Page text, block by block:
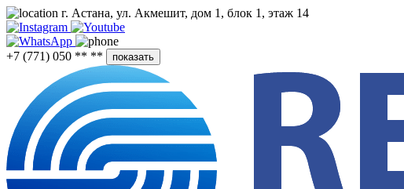
г. Астана, ул. Акмешит, дом 1, блок 1, этаж 14
+7 (771) 050 ** ** показать